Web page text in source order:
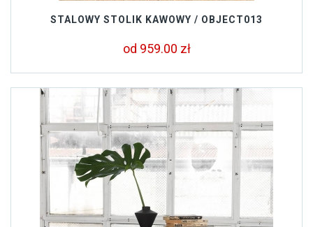
STALOWY STOLIK KAWOWY / OBJECT013
od 959.00 zł